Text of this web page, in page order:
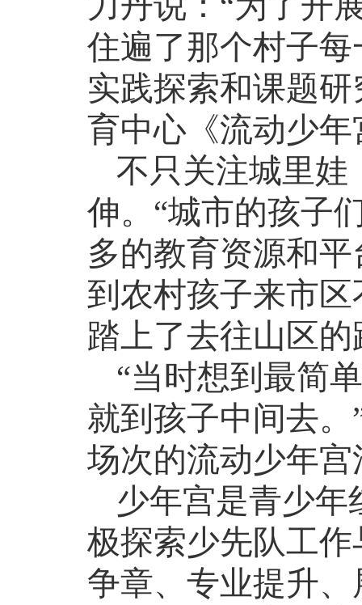
住遍了那个村子
实践探索和课题
育中心《流动少
不只关注城里娃
伸。 “城市的孩子
多的教育资源和
到农村孩子来市
踏上了去往山区的
“当时想到最简
就到孩子中间去
场次的流动少年宫
少年宫是青少年
极探索少先队工
争章、专业提升